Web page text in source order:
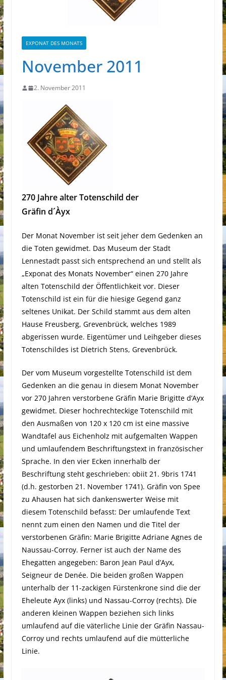
EXPONAT DES MONATS
November 2011
2. November 2011
270 Jahre alter Totenschild der
Gräfin d´Àyx
Der Monat November ist seit jeher dem Gedenken an
die Toten gewidmet. Das Museum der Stadt
Lennestadt passt sich entsprechend an und stellt als
„Exponat des Monats November“ einen 270 Jahre
alten Totenschild der Öffentlichkeit vor. Dieser
Totenschild ist ein für die hiesige Gegend ganz
seltenes Unikat. Der Schild stammt aus dem alten
Hause Freusberg, Grevenbrück, welches 1989
abgerissen wurde. Eigentümer und Leihgeber dieses
Totenschildes ist Dietrich Stens, Grevenbrück.
Der vom Museum vorgestellte Totenschild ist dem
Gedenken an die genau in diesem Monat November
vor 270 Jahren verstorbene Gräfin Marie Brigitte d’Ayx
gewidmet. Dieser hochrechteckige Totenschild mit
den Ausmaßen von 120 x 120 cm ist eine massive
Wandtafel aus Eichenholz mit aufgemalten Wappen
und umlaufendem Beschriftungstext in französischer
Sprache. In den vier Ecken innerhalb der
Beschriftung steht geschrieben: obiit 21. 9bris 1741
(d.h. gestorben 21. November 1741). Gräfin von Spee
zu Ahausen hat sich dankenswerter Weise mit
diesem Totenschild befasst: Der umlaufende Text
nennt zum einen den Namen und die Titel der
verstorbenen Gräfin: Marie Brigitte Adriane Agnes de
Naussau-Corroy. Ferner ist auch der Name des
Ehegatten angegeben: Baron Jean Paul d’Ayx,
Seigneur de Denée. Die beiden großen Wappen
unterhalb der 11-zackigen Fürstenkrone sind die der
Eheleute Ayx (links) und Nassau-Corroy (rechts). Die
anderen kleinen Wappen beziehen sich links
umlaufend auf die väterliche Linie der Gräfin Nassau-
Corroy und rechts umlaufend auf die mütterliche
Linie.